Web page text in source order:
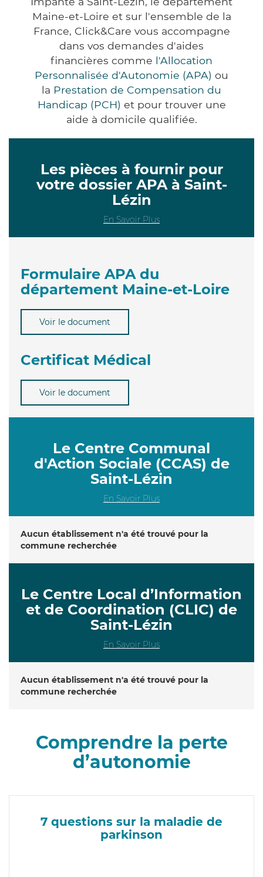
Maine-et-Loire et sur l'ensemble de la
France, Click&Care vous accompagne
dans vos demandes d'aides
financières comme l'Allocation
Personnalisée d'Autonomie (APA) ou
la Prestation de Compensation du
Handicap (PCH) et pour trouver une
aide à domicile qualifiée.
Les pièces à fournir pour
votre dossier APA à Saint-
Lézin
En Savoir Plus
Formulaire APA du
département Maine-et-Loire
Voir le document
Certificat Médical
Voir le document
Le Centre Communal
d'Action Sociale (CCAS) de
Saint-Lézin
En Savoir Plus
Aucun établissement n'a été trouvé pour la
commune recherchée
Le Centre Local d’Information
et de Coordination (CLIC) de
Saint-Lézin
En Savoir Plus
Aucun établissement n'a été trouvé pour la
commune recherchée
Comprendre la perte
d’autonomie
7 questions sur la maladie de
parkinson